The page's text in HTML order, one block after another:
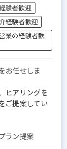
験者歓迎
経験者歓迎
業の経験者歓
お任せしま
ヒアリングを
ご提案してい
ラン提案